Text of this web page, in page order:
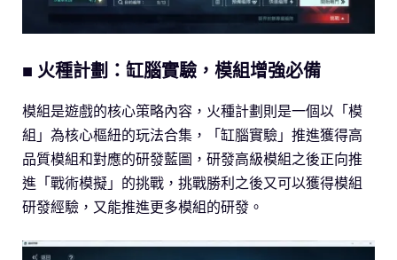
■ 火種計劃：缸腦實驗，模組增強必備
模組是遊戲的核心策略內容，火種計劃則是一個以「模
組」為核心樞紐的玩法合集，「缸腦實驗」推進獲得高
品質模組和對應的研發藍圖，研發高級模組之後正向推
進「戰術模擬」的挑戰，挑戰勝利之後又可以獲得模組
研發經驗，又能推進更多模組的研發。